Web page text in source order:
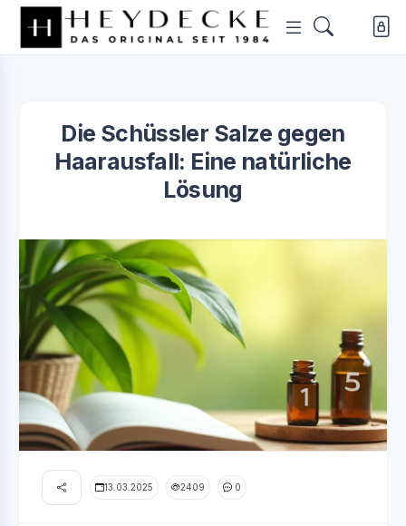
Die Schüssler Salze gegen
Haarausfall: Eine natürliche
Lösung
13.03.2025 2409 0